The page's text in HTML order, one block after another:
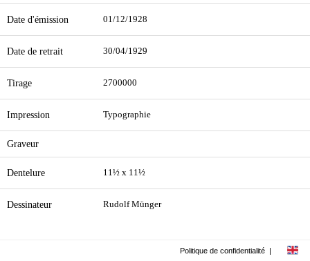
Date d'émission 01/12/1928
Date de retrait 30/04/1929
Tirage 2700000
Impression Typographie
Graveur
Dentelure 11½ x 11½
Dessinateur Rudolf Münger
Politique de confidentialité |